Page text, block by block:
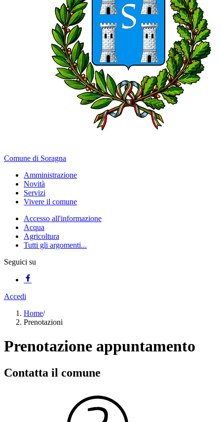
Comune di Soragna
Amministrazione
Novità
Servizi
Vivere il comune
Accesso all'informazione
Acqua
Agricoltura
Tutti gli argomenti...
Seguici su
Accedi
Home/
Prenotazioni
Prenotazione appuntamento
Contatta il comune